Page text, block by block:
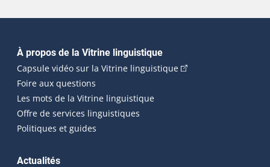
Navigation principale
À propos de la Vitrine linguistique
Capsule vidéo sur la Vitrine linguistique(Cet hyperlien
Foire aux questions
Les mots de la Vitrine linguistique
Offre de services linguistiques
Politiques et guides
Actualités